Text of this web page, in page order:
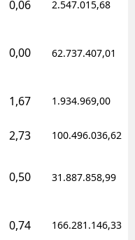
0,06 2.547.015,68
0,00 62.737.407,01
1,67 1.934.969,00
2,73 100.496.036,62
0,50 31.887.858,99
0,74 166.281.146,33